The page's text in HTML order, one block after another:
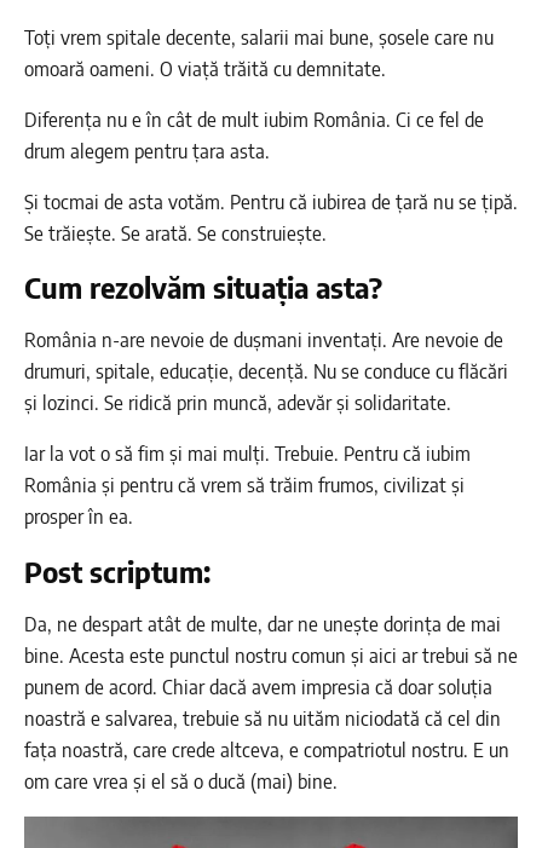
Toți vrem spitale decente, salarii mai bune, șosele care nu
omoară oameni. O viață trăită cu demnitate.
Diferența nu e în cât de mult iubim România. Ci ce fel de
drum alegem pentru țara asta.
Și tocmai de asta votăm. Pentru că iubirea de țară nu se țipă.
Se trăiește. Se arată. Se construiește.
Cum rezolvăm situația asta?
România n-are nevoie de dușmani inventați. Are nevoie de
drumuri, spitale, educație, decență. Nu se conduce cu flăcări
și lozinci. Se ridică prin muncă, adevăr și solidaritate.
Iar la vot o să fim și mai mulți. Trebuie. Pentru că iubim
România și pentru că vrem să trăim frumos, civilizat și
prosper în ea.
Post scriptum:
Da, ne despart atât de multe, dar ne unește dorința de mai
bine. Acesta este punctul nostru comun și aici ar trebui să ne
punem de acord. Chiar dacă avem impresia că doar soluția
noastră e salvarea, trebuie să nu uităm niciodată că cel din
fața noastră, care crede altceva, e compatriotul nostru. E un
om care vrea și el să o ducă (mai) bine.